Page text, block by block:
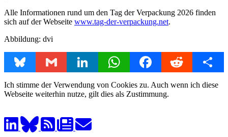
Alle Informationen rund um den Tag der Verpackung 2026 finden
sich auf der Webseite www.tag-der-verpackung.net.
Abbildung: dvi
Bluesky Gmail LinkedIn WhatsAppFacebookReddit Share
Ich stimme der Verwendung von Cookies zu. Auch wenn ich diese
Webseite weiterhin nutze, gilt dies als Zustimmung.